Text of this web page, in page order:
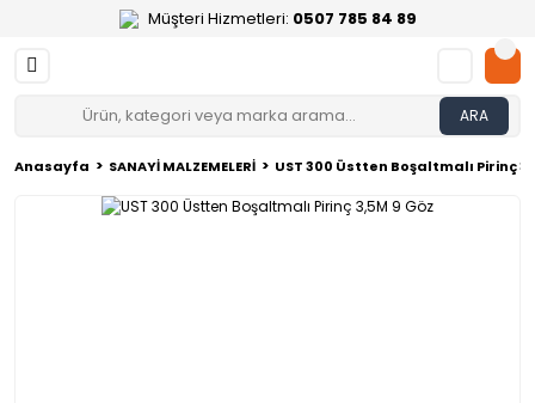
Müşteri Hizmetleri: 0507 785 84 89
ARA
Anasayfa SANAYİ MALZEMELERİ UST 300 Üstten Boşaltmalı Pirinç